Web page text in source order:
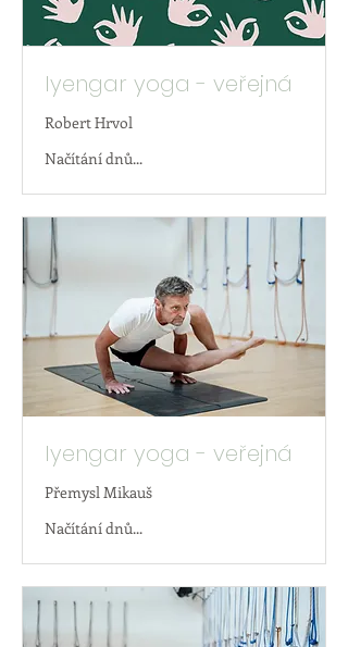
Iyengar yoga - veřejná
Robert Hrvol
Načítání dnů...
Iyengar yoga - veřejná
Přemysl Mikauš
Načítání dnů...